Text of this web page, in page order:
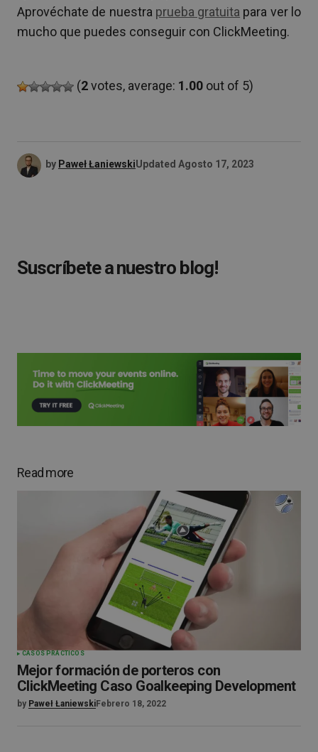
Aprovéchate de nuestra prueba gratuita para ver lo
mucho que puedes conseguir con ClickMeeting.
(2votes, average: 1.00 out of 5)
by Paweł ŁaniewskiUpdated Agosto 17, 2023
Suscríbete a nuestro blog!
Read more
CASOS PRÁCTICOS
Mejor formación de porteros con
ClickMeeting Caso Goalkeeping Development
by Paweł ŁaniewskiFebrero 18, 2022